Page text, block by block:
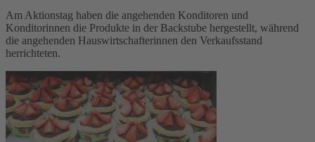
Am Aktionstag haben die angehenden Konditoren und
Konditorinnen die Produkte in der Backstube hergestellt, während
die angehenden Hauswirtschafterinnen den Verkaufsstand
herrichteten.